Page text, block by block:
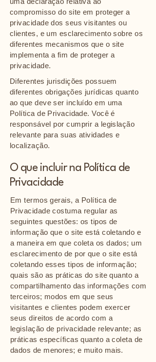
compromisso do site em proteger a
privacidade dos seus visitantes ou
clientes, e um esclarecimento sobre os
diferentes mecanismos que o site
implementa a fim de proteger a
privacidade.
Diferentes jurisdições possuem
diferentes obrigações jurídicas quanto
ao que deve ser incluído em uma
Política de Privacidade. Você é
responsável por cumprir a legislação
relevante para suas atividades e
localização.
O que incluir na Política de
Privacidade
Em termos gerais, a Política de
Privacidade costuma regular as
seguintes questões: os tipos de
informação que o site está coletando e
a maneira em que coleta os dados; um
esclarecimento de por que o site está
coletando esses tipos de informação;
quais são as práticas do site quanto a
compartilhamento das informações com
terceiros; modos em que seus
visitantes e clientes podem exercer
seus direitos de acordo com a
legislação de privacidade relevante; as
práticas específicas quanto a coleta de
dados de menores; e muito mais.